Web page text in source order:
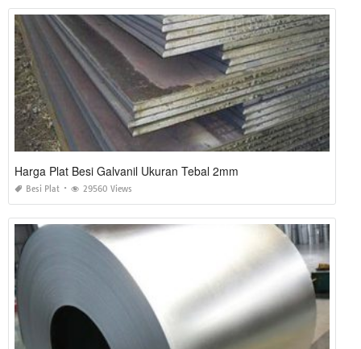
Harga Plat Besi Galvanil Ukuran Tebal 2mm
Besi Plat 29560 Views